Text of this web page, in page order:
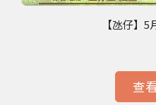
【氹仔】
查